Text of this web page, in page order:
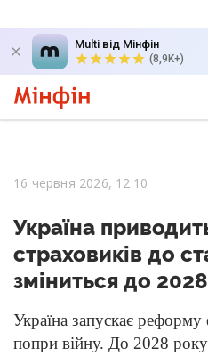
Multi від Мінфін
(8,9K+)
16 червня 2026, 12:10
Україна
страховиків до
зміниться до
Україна запускає реформу
попри війну. До 2028 року